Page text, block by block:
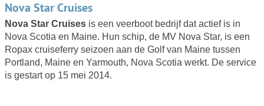
Nova Star Cruises
Nova Star Cruises is een veerboot bedrijf dat actief is in
Nova Scotia en Maine. Hun schip, de MV Nova Star, is een
Ropax cruiseferry seizoen aan de Golf van Maine tussen
Portland, Maine en Yarmouth, Nova Scotia werkt. De service
is gestart op 15 mei 2014.